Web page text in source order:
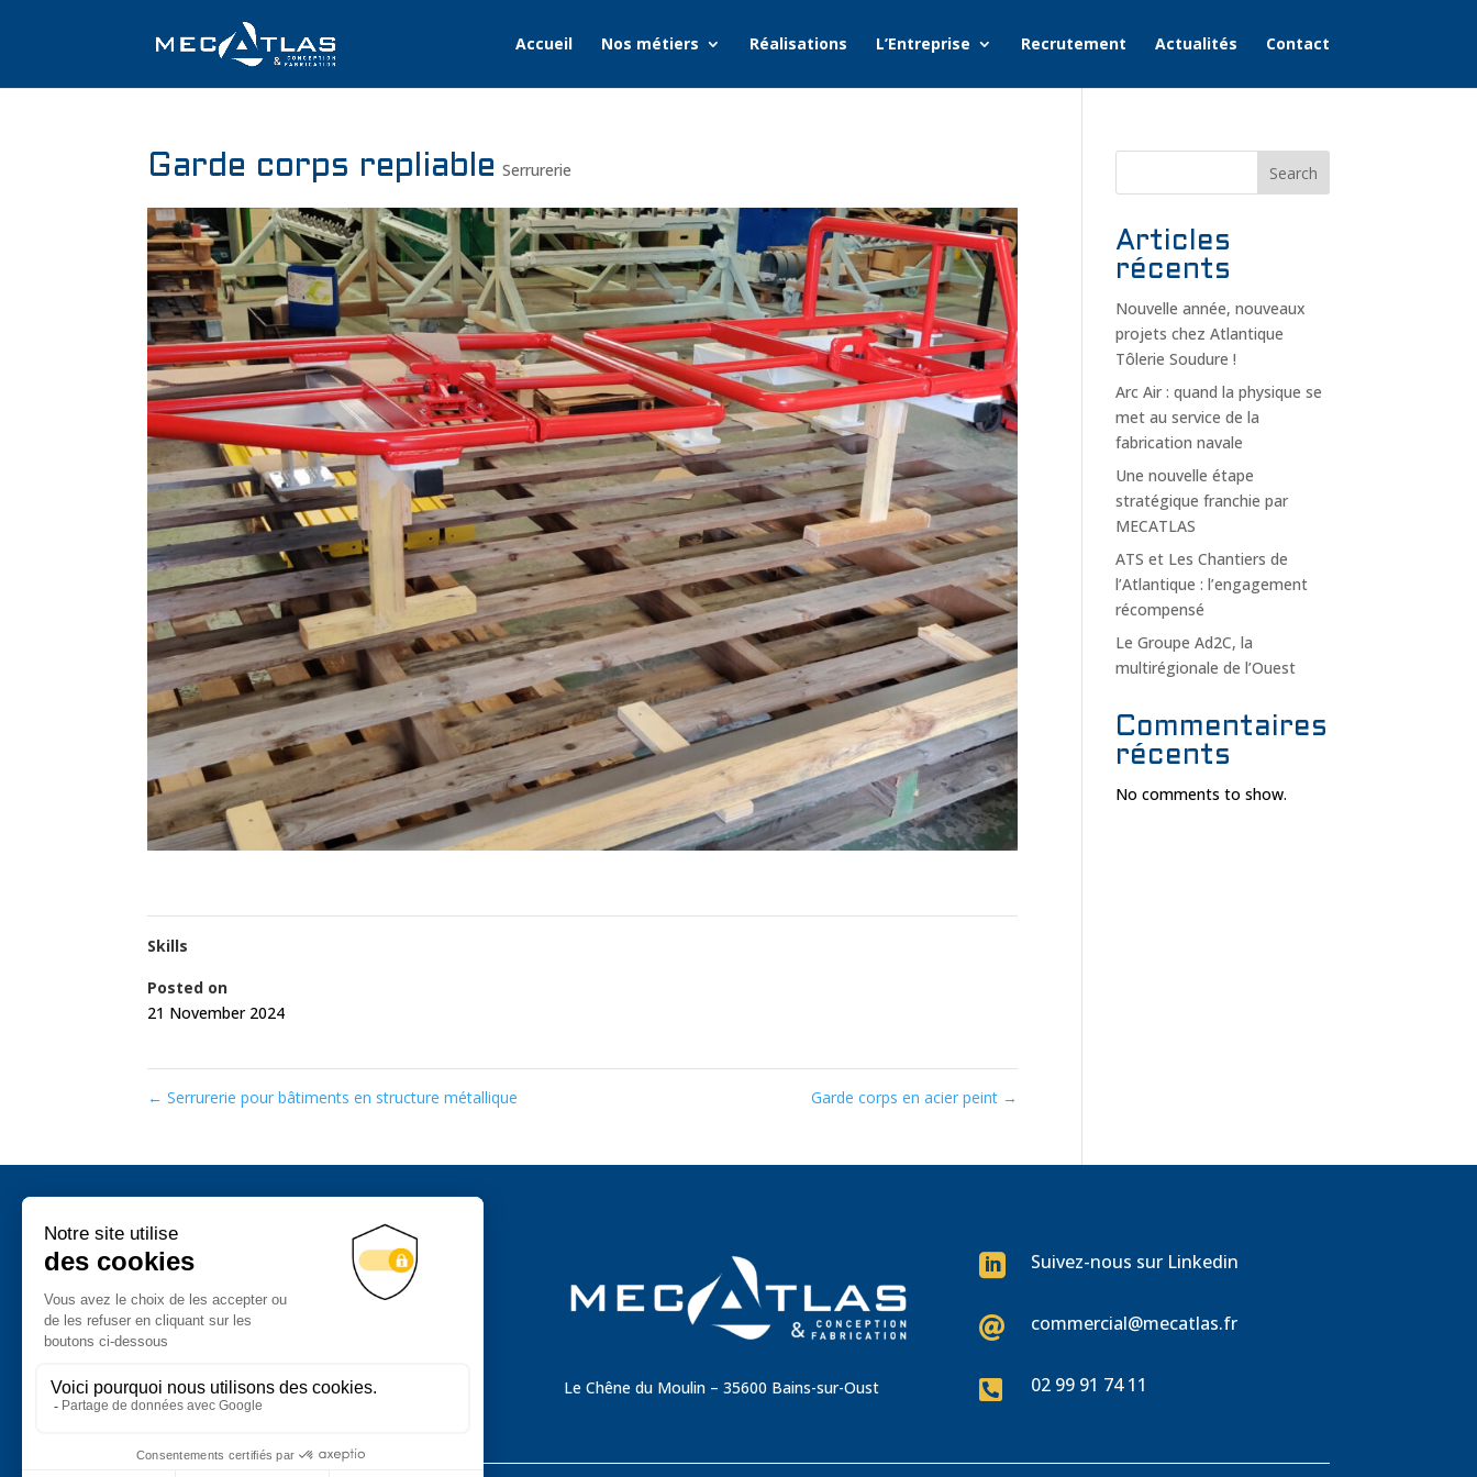
Accueil Nos métiers Réalisations L’Entreprise Recrutement Actualités Contact
Garde corps repliable Serrurerie
Skills
Posted on
21 November 2024
← Serrurerie pour bâtiments en structure métallique Garde corps en acier peint →
Search
Articles
récents
Nouvelle année, nouveaux
projets chez Atlantique
Tôlerie Soudure !
Arc Air : quand la physique se
met au service de la
fabrication navale
Une nouvelle étape
stratégique franchie par
MECATLAS
ATS et Les Chantiers de
l’Atlantique : l’engagement
récompensé
Le Groupe Ad2C, la
multirégionale de l’Ouest
Commentaires
récents
No comments to show.
Chaudronnerie
Serrurerie industrielle
Mécano-soudure
Outillages industriels sur-mesure
Le Chêne du Moulin – 35600 Bains-sur-Oust
 Suivez-nous sur Linkedin
 commercial@mecatlas.fr
 02 99 91 74 11